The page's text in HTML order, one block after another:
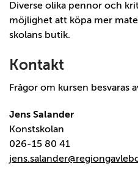
Diverse olika pennor och
möjlighet att köpa mer
skolans butik.
Kontakt
Frågor om kursen besvaras
Jens Salander
Konstskolan
026-15 80 41